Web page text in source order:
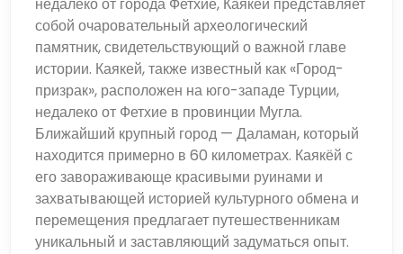
собой очаровательный археологический
памятник, свидетельствующий о важной главе
истории. Каякей, также известный как «Город-
призрак», расположен на юго-западе Турции,
недалеко от Фетхие в провинции Мугла.
Ближайший крупный город — Даламан, который
находится примерно в 60 километрах. Каякёй с
его завораживающе красивыми руинами и
захватывающей историей культурного обмена и
перемещения предлагает путешественникам
уникальный и заставляющий задуматься опыт.